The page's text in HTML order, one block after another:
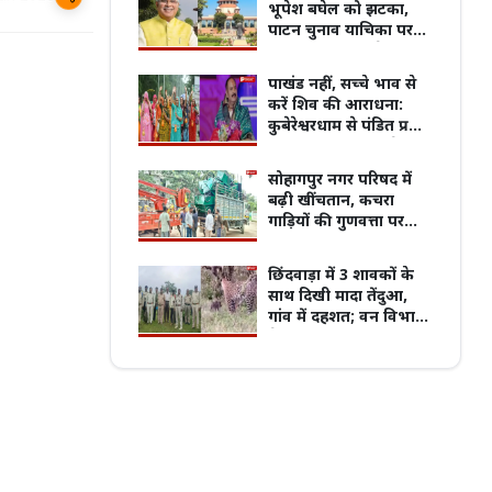
पुरानी बसों के नियम पर बवाल, 7 अगस्त
हड़ताल पर जाएंगे प्राइवेट बस
प्रदेश का सबसे पुराना GRMC बनेगा मध्य प्रदेश
की पहली मेडिकल यूनिवर्सिटी
भूपेश बघेल को झटका,
पाटन चुनाव याचिका पर
सुनवाई
पाखंड नहीं, सच्चे भाव से
करें शिव की आराधना:
कुबेरेश्वरधाम से पंडित प्रदीप
सोहागपुर नगर परिषद में
बढ़ी खींचतान, कचरा
गाड़ियों की गुणवत्ता पर
छिंदवाड़ा में 3 शावकों के
साथ दिखी मादा तेंदुआ,
गांव में दहशत; वन विभाग